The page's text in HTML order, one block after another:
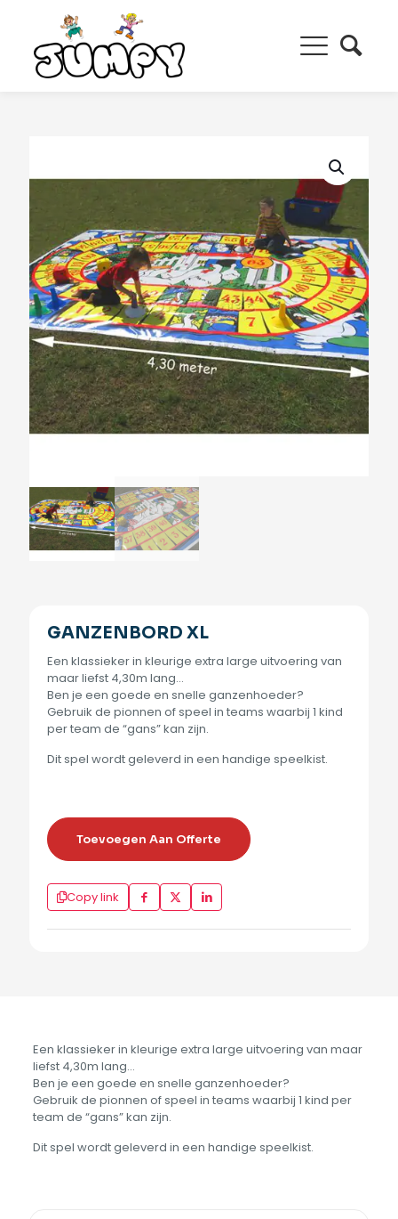
GANZENBORD XL
Een klassieker in kleurige extra large uitvoering van
maar liefst 4,30m lang…
Ben je een goede en snelle ganzenhoeder?
Gebruik de pionnen of speel in teams waarbij 1 kind
per team de “gans” kan zijn.
Dit spel wordt geleverd in een handige speelkist.
Toevoegen Aan Offerte
Copy link
Een klassieker in kleurige extra large uitvoering van maar
liefst 4,30m lang…
Ben je een goede en snelle ganzenhoeder?
Gebruik de pionnen of speel in teams waarbij 1 kind per
team de “gans” kan zijn.
Dit spel wordt geleverd in een handige speelkist.